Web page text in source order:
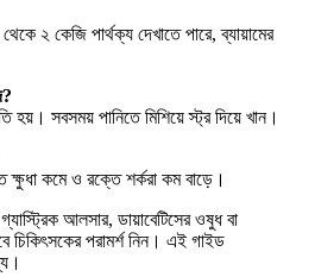
২ কেজি পার্থক্য দেখাতে পারে, ব্যায়ামের
হয়। সবসময় পানিতে মিশিয়ে স্ট্র দিয়ে খান।
ক্ষুধা কমে ও রক্তে শর্করা কম বাড়ে।
আলসার, ডায়াবেটিসের ওষুধ বা
চিকিৎসকের পরামর্শ নিন। এই গাইড